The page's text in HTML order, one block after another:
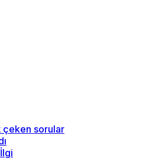
çeken sorular